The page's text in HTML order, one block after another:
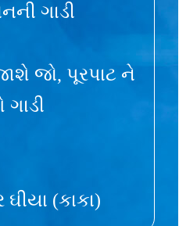
ગાડી
જો, પૂરપાટ ને
ગાડી
(કાકા)